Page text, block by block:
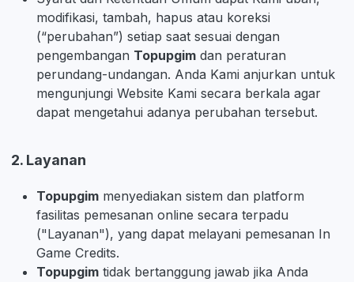
modifikasi, tambah, hapus atau koreksi
(“perubahan”) setiap saat sesuai dengan
pengembangan Topupgim dan peraturan
perundang-undangan. Anda Kami anjurkan untuk
mengunjungi Website Kami secara berkala agar
dapat mengetahui adanya perubahan tersebut.
2. Layanan
Topupgim menyediakan sistem dan platform
fasilitas pemesanan online secara terpadu
("Layanan"), yang dapat melayani pemesanan In
Game Credits.
Topupgim tidak bertanggung jawab jika Anda